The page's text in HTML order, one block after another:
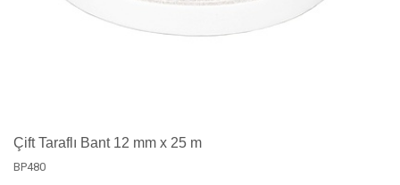
Çift Taraflı Bant 12 mm x 25 m
BP480